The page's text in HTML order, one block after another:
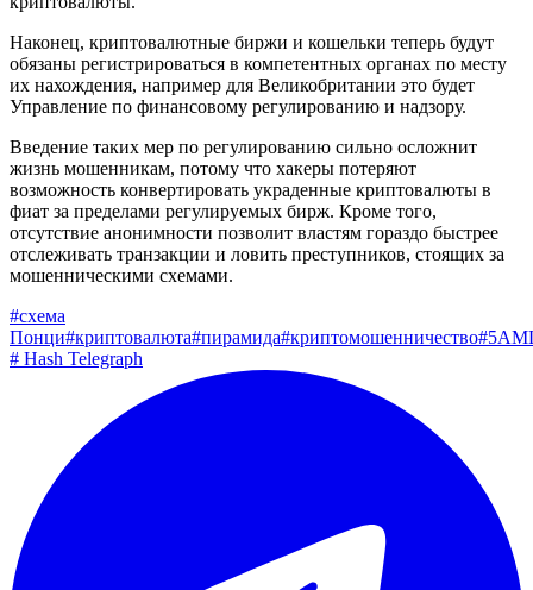
Наконец, криптовалютные биржи и кошельки теперь будут
обязаны регистрироваться в компетентных органах по месту
их нахождения, например для Великобритании это будет
Управление по финансовому регулированию и надзору.
Введение таких мер по регулированию сильно осложнит
жизнь мошенникам, потому что хакеры потеряют
возможность конвертировать украденные криптовалюты в
фиат за пределами регулируемых бирж. Кроме того,
отсутствие анонимности позволит властям гораздо быстрее
отслеживать транзакции и ловить преступников, стоящих за
мошенническими схемами.
#схема
Понци#криптовалюта#пирамида#криптомошенничество#
# Hash Telegraph